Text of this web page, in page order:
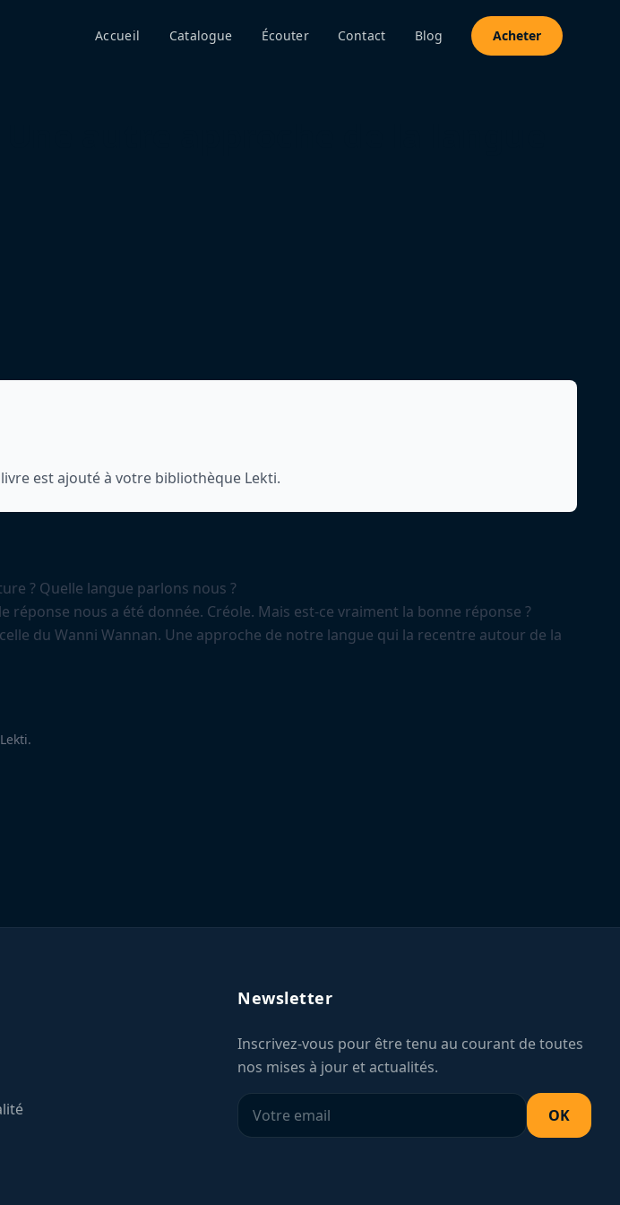
Accueil Catalogue Écouter Contact Blog Acheter
est ajouté à votre bibliothèque Lekti.
? Quelle langue parlons nous ?
réponse nous a été donnée. Créole. Mais est-ce vraiment la bonne réponse ?
du Wanni Wannan. Une approche de notre langue qui la recentre autour de la
Newsletter
Inscrivez-vous pour être tenu au courant de toutes
nos mises à jour et actualités.
OK